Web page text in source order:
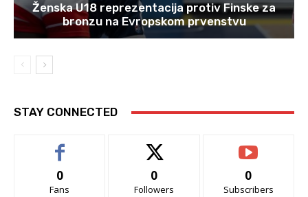
Ženska U18 reprezentacija protiv Finske za
bronzu na Evropskom prvenstvu
STAY CONNECTED
0
Fans
0
Followers
0
Subscribers